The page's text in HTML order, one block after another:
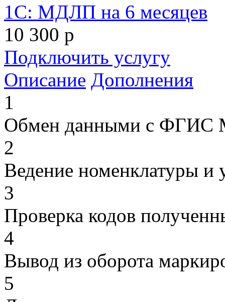
1С: МДЛП на 6 месяцев
10 300 р
Подключить услугу
Описание Дополнения
1
Обмен данными с
2
Ведение номенклатуры и
3
Проверка кодов
4
Вывод из оборота
5